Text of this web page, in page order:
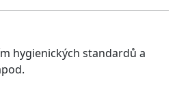
hygienických standardů a